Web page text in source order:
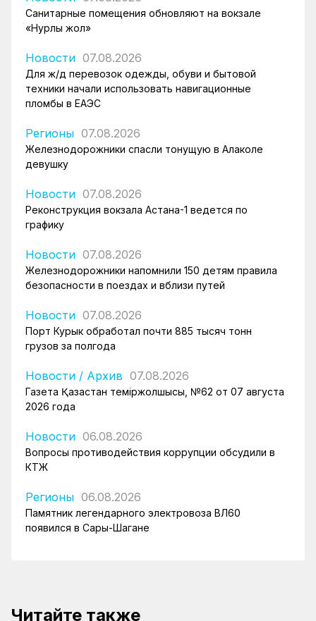
Санитарные помещения обновляют на вокзале
«Нурлы жол»
Новости 07.08.2026
Для ж/д перевозок одежды, обуви и бытовой
техники начали использовать навигационные
пломбы в ЕАЭС
Регионы 07.08.2026
Железнодорожники спасли тонущую в Алаколе
девушку
Новости 07.08.2026
Реконструкция вокзала Астана-1 ведется по
графику
Новости 07.08.2026
Железнодорожники напомнили 150 детям правила
безопасности в поездах и вблизи путей
Новости 07.08.2026
Порт Курык обработал почти 885 тысяч тонн
грузов за полгода
Новости / Архив 07.08.2026
Газета Қазақстан теміржолшысы, №62 от 07 августа
2026 года
Новости 06.08.2026
Вопросы противодействия коррупции обсудили в
КТЖ
Регионы 06.08.2026
Памятник легендарного электровоза ВЛ60
появился в Сары-Шагане
Читайте также